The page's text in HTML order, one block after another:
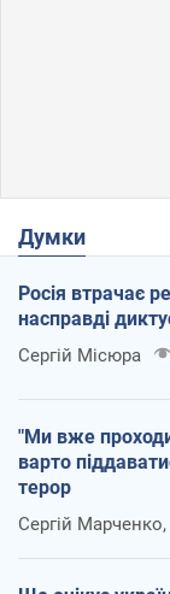
Думки
Росія втрачає
насправді
Сергій Місюра
"Ми вже
варто
терор
Сергій Марченко,